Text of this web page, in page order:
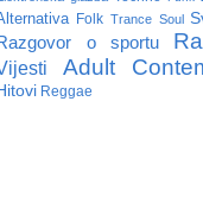
Folk Trance Soul
o sportu
Adult
Reggae